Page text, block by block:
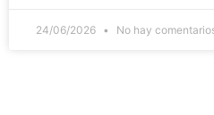
24/06/2026 No hay